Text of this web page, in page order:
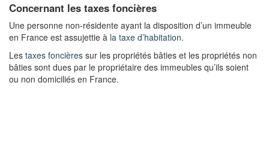
Concernant les taxes foncières
Une personne non-résidente ayant la disposition d’un immeuble
en France est assujettie à la taxe d’habitation.
Les taxes foncières sur les propriétés bâties et les propriétés non
bâties sont dues par le propriétaire des immeubles qu’ils soient
ou non domiciliés en France.